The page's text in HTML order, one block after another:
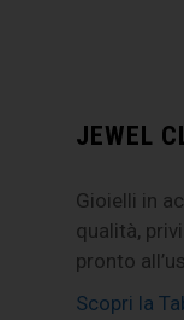
JEWEL
Gioielli in
qualità,
pronto
Scopri la